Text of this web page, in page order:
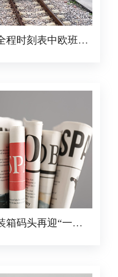
程时刻表中欧班列
箱码头再迎“一带